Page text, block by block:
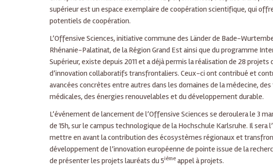
supérieur est un espace exemplaire de coopération scientifique, qui
potentiels de coopération.
L’Offensive Sciences, initiative commune des Länder de Bade-
Rhénanie-Palatinat, de la Région Grand Est ainsi que du programme
Supérieur, existe depuis 2011 et a déjà permis la réalisation de 28 projets
d’innovation collaboratifs transfrontaliers. Ceux-ci ont contribué et
avancées concrètes entre autres dans les domaines de la médecine,
médicales, des énergies renouvelables et du développement durable.
L’événement de lancement de l’Offensive Sciences se deroulera le 3
de 15h, sur le campus technologique de la Hochschule Karlsruhe. Il sera
mettre en avant la contribution des écosystèmes régionaux et
développement de l’innovation européenne de pointe issue de la
de présenter les projets lauréats du 5ième appel à projets.